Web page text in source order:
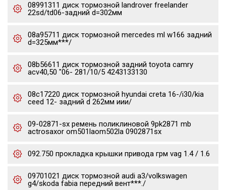
08991311 диск тормозной landrover freelander
22sd/td06-задний d=302мм
08a95711 диск тормозной mercedes ml w166 задний
d=325мм***/
08b56611 диск тормозной задний toyota camry
acv40,50 "06- 281/10/5 4243133130
08c17220 диск тормозной hyundai creta 16-/i30/kia
ceed 12- задний d 262мм иии/
09-02871-sx ремень поликлиновой 9pk2871 mb
actrosaxor om501laom502la 0902871sx
092.750 прокладка крышки привода грм vag 1.4 / 1.6
09701021 диск тормозной audi a3/volkswagen
g4/skoda fabia передний вент***./